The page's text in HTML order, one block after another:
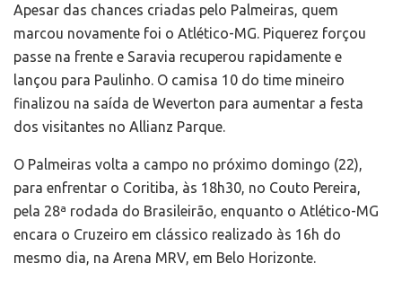
Apesar das chances criadas pelo Palmeiras, quem
marcou novamente foi o Atlético-MG. Piquerez forçou
passe na frente e Saravia recuperou rapidamente e
lançou para Paulinho. O camisa 10 do time mineiro
finalizou na saída de Weverton para aumentar a festa
dos visitantes no Allianz Parque.
O Palmeiras volta a campo no próximo domingo (22),
para enfrentar o Coritiba, às 18h30, no Couto Pereira,
pela 28ª rodada do Brasileirão, enquanto o Atlético-MG
encara o Cruzeiro em clássico realizado às 16h do
mesmo dia, na Arena MRV, em Belo Horizonte.